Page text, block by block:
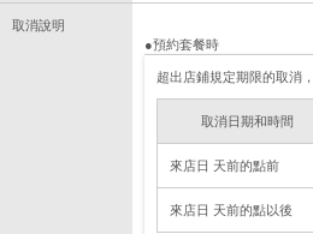
取消說明
●預約套餐時
超出店鋪規定期限的取消
取消日期和時間
來店日 天前的點前
來店日 天前的點以後